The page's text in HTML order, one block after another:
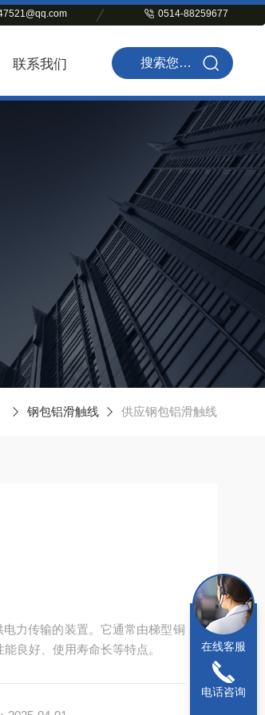
0514-88259677
联系我们
钢包铝滑触线 供应钢包铝滑触线
力传输的装置。它通常由梯型铜
良好、使用寿命长等特点‌。
在线客服
电话咨询